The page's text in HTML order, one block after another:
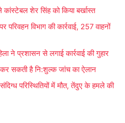
शेर सिंह को किया बर्खास्त
विभाग की कार्रवाई, 257 वाहनों
ने प्रशासन से लगाई कार्रवाई की गुहार
सकती है नि:शुल्क जांच का ऐलान
परिस्थितियों में मौत, तेंदुए के हमले की